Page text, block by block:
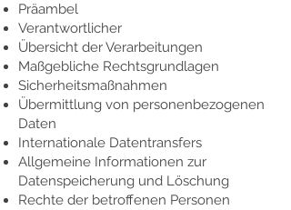
Präambel
Verantwortlicher
Übersicht der Verarbeitungen
Maßgebliche Rechtsgrundlagen
Sicherheitsmaßnahmen
Übermittlung von personenbezogenen
Daten
Internationale Datentransfers
Allgemeine Informationen zur
Datenspeicherung und Löschung
Rechte der betroffenen Personen